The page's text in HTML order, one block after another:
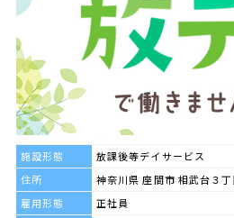
施設形態
放課後等デイサービス
住所
神奈川県 座間市 相武台３
雇用形態
正社員